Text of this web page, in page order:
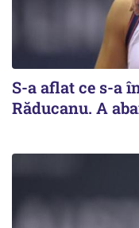
S-a aflat ce s-a
Răducanu. A